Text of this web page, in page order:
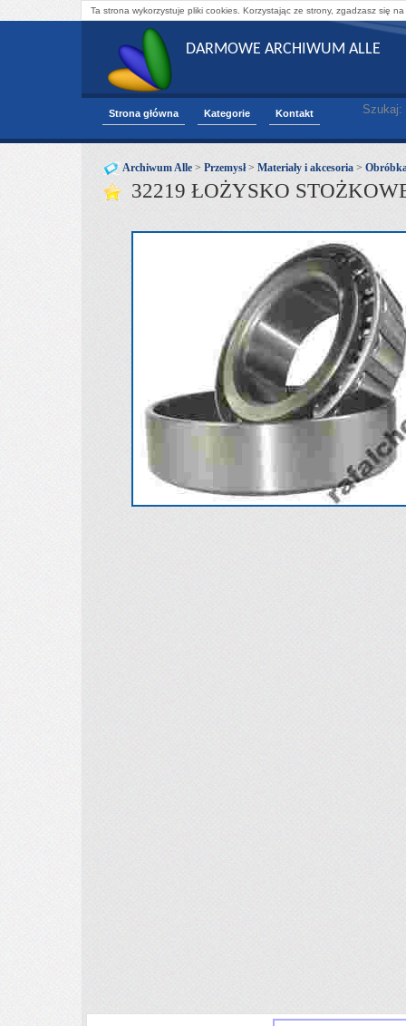
Ta strona wykorzystuje pliki cookies. Korzystając ze strony, zgadzasz się
DARMOWE ARCHIWUM ALLE
Strona główna Kategorie Kontakt Szukaj:
Archiwum Alle > Przemysł> Materiały i akcesoria >
32219 ŁOŻYSKO